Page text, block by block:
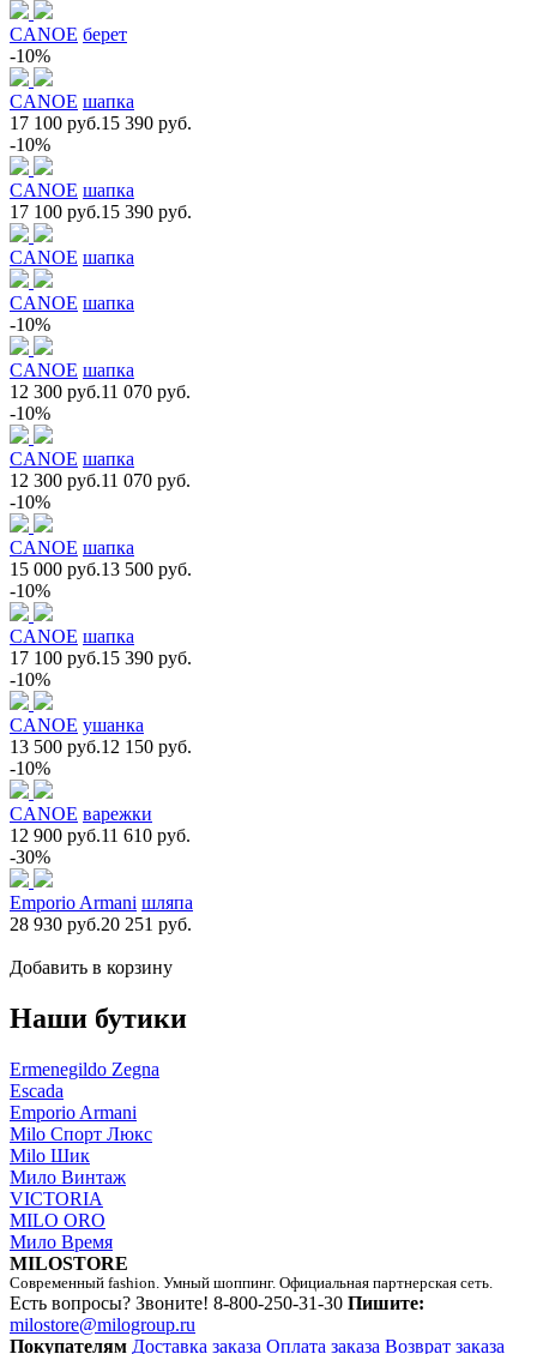
CANOE берет
-10%
CANOE шапка
17 100 руб.15 390 руб.
-10%
CANOE шапка
17 100 руб.15 390 руб.
CANOE шапка
CANOE шапка
-10%
CANOE шапка
12 300 руб.11 070 руб.
-10%
CANOE шапка
12 300 руб.11 070 руб.
-10%
CANOE шапка
15 000 руб.13 500 руб.
-10%
CANOE шапка
17 100 руб.15 390 руб.
-10%
CANOE ушанка
13 500 руб.12 150 руб.
-10%
CANOE варежки
12 900 руб.11 610 руб.
-30%
Emporio Armani шляпа
28 930 руб.20 251 руб.
Добавить в корзину
Наши бутики
Ermenegildo Zegna
Escada
Emporio Armani
Milo Спорт Люкс
Milo Шик
Мило Винтаж
VICTORIA
MILO ORO
Мило Время
MILOSTORE
Современный fashion. Умный шоппинг. Официальная партнерская сеть.
Есть вопросы? Звоните! 8-800-250-31-30 Пишите:
milostore@milogroup.ru
Покупателям Доставка заказа Оплата заказа Возврат заказа